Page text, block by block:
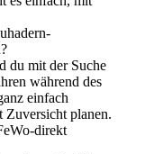
du mit der Suche
während des
einfach
Zuversicht planen.
direkt